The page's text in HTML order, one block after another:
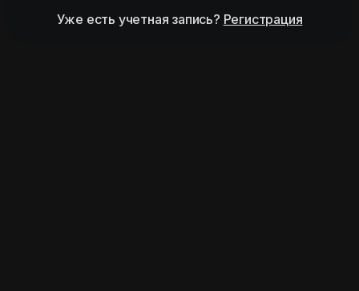
Уже есть учетная запись? Регистрация